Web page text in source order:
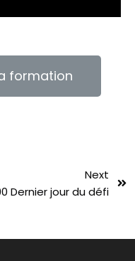
formation
Next
Dernier jour du défi